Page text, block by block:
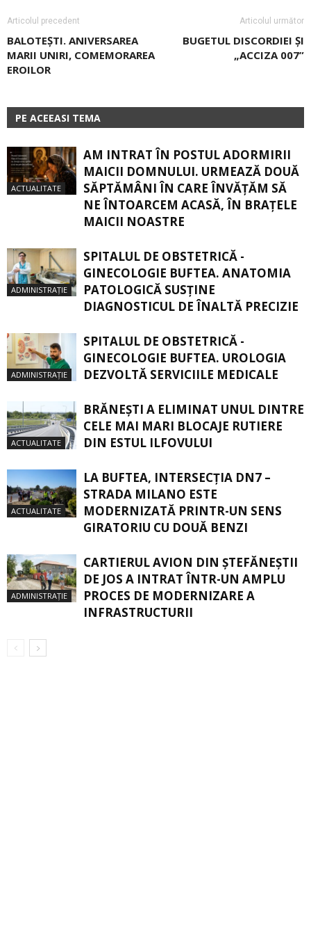
Articolul precedent
BALOTEŞTI. ANIVERSAREA
MARII UNIRI, COMEMORAREA
EROILOR
Articolul următor
BUGETUL DISCORDIEI ȘI
„ACCIZA 007”
PE ACEEASI TEMA
ACTUALITATE
AM INTRAT ÎN POSTUL ADORMIRII
MAICII DOMNULUI. URMEAZĂ DOUĂ
SĂPTĂMÂNI ÎN CARE ÎNVĂŢĂM SĂ
NE ÎNTOARCEM ACASĂ, ÎN BRAŢELE
MAICII NOASTRE
ADMINISTRAȚIE
SPITALUL DE OBSTETRICĂ -
GINECOLOGIE BUFTEA. ANATOMIA
PATOLOGICĂ SUSŢINE
DIAGNOSTICUL DE ÎNALTĂ PRECIZIE
ADMINISTRAȚIE
SPITALUL DE OBSTETRICĂ -
GINECOLOGIE BUFTEA. UROLOGIA
DEZVOLTĂ SERVICIILE MEDICALE
ACTUALITATE
BRĂNEȘTI A ELIMINAT UNUL DINTRE
CELE MAI MARI BLOCAJE RUTIERE
DIN ESTUL ILFOVULUI
ACTUALITATE
LA BUFTEA, INTERSECŢIA DN7 –
STRADA MILANO ESTE
MODERNIZATĂ PRINTR-UN SENS
GIRATORIU CU DOUĂ BENZI
ADMINISTRAȚIE
CARTIERUL AVION DIN ŞTEFĂNEŞTII
DE JOS A INTRAT ÎNTR-UN AMPLU
PROCES DE MODERNIZARE A
INFRASTRUCTURII